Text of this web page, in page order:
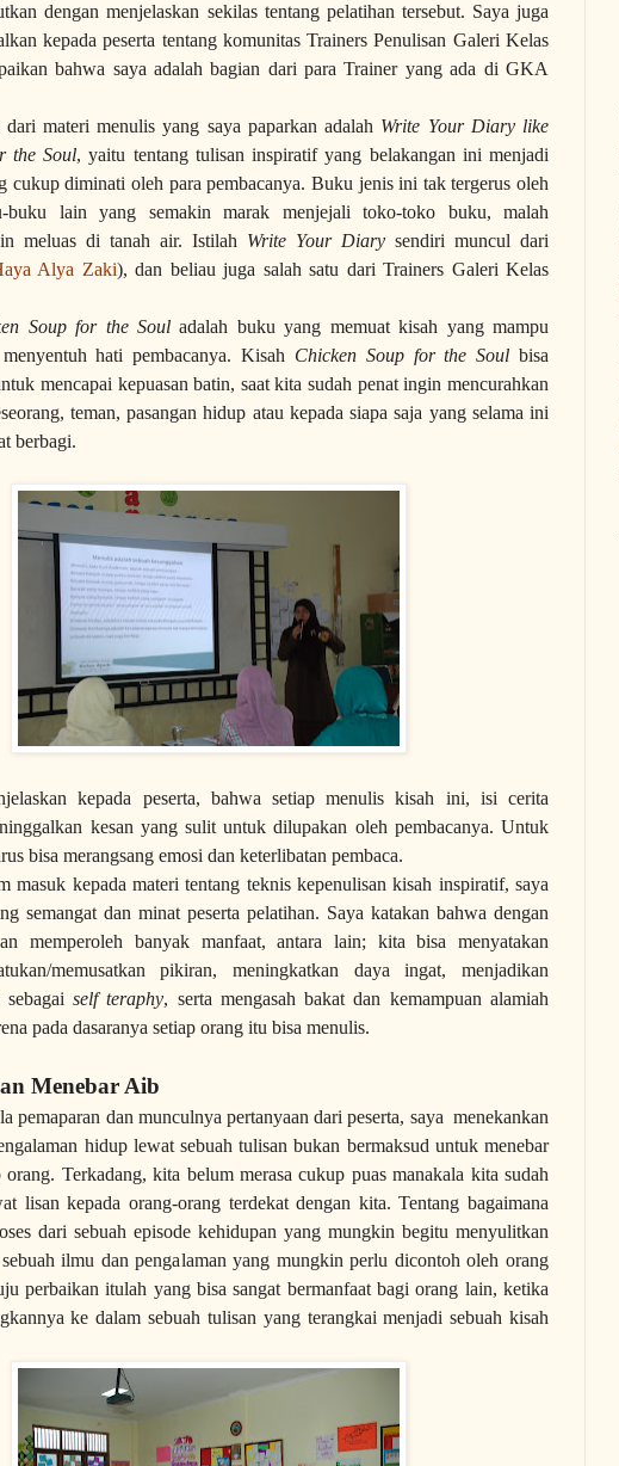
dengan menjelaskan sekilas tentang pelatihan tersebut. Saya juga
kepada peserta tentang komunitas Trainers Penulisan Galeri Kelas
bahwa saya adalah bagian dari para Trainer yang ada di GKA
menulis yang saya paparkan adalah Write Your Diary like
the Soul, yaitu tentang tulisan inspiratif yang belakangan ini menjadi
cukup diminati oleh para pembacanya. Buku jenis ini tak tergerus oleh
buku lain yang semakin marak menjejali toko-toko buku, malah
meluas di tanah air. Istilah Write Your Diary sendiri muncul dari
Alya Zaki), dan beliau juga salah satu dari Trainers Galeri Kelas
Soup for the Soul adalah buku yang memuat kisah yang mampu
hati pembacanya. Kisah Chicken Soup for the Soulbisa
mencapai kepuasan batin, saat kita sudah penat ingin mencurahkan
teman, pasangan hidup atau kepada siapa saja yang selama ini
berbagi.
kepada peserta, bahwa setiap menulis kisah ini, isi cerita
kesan yang sulit untuk dilupakan oleh pembacanya. Untuk
bisa merangsang emosi dan keterlibatan pembaca.
kepada materi tentang teknis kepenulisan kisah inspiratif, saya
semangat dan minat peserta pelatihan. Saya katakan bahwa dengan
memperoleh banyak manfaat, antara lain; kita bisa menyatakan
memusatkan pikiran, meningkatkan daya ingat, menjadikan
self teraphy, serta mengasah bakat dan kemampuan alamiah
pada dasaranya setiap orang itu bisa menulis.
Menebar Aib
pemaparan dan munculnya pertanyaan dari peserta, saya menekankan
hidup lewat sebuah tulisan bukan bermaksud untuk menebar
orang. Terkadang, kita belum merasa cukup puas manakala kita sudah
lisan kepada orang-orang terdekat dengan kita. Tentang bagaimana
dari sebuah episode kehidupan yang mungkin begitu menyulitkan
ilmu dan pengalaman yang mungkin perlu dicontoh oleh orang
perbaikan itulah yang bisa sangat bermanfaat bagi orang lain, ketika
ke dalam sebuah tulisan yang terangkai menjadi sebuah kisah